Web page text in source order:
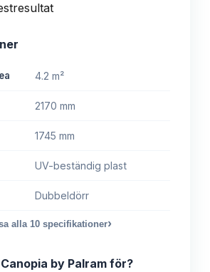
4.2 m²
2170 mm
1745 mm
UV-beständig plast
Dubbeldörr
alla10 specifikationer›
Canopia by Palram för?